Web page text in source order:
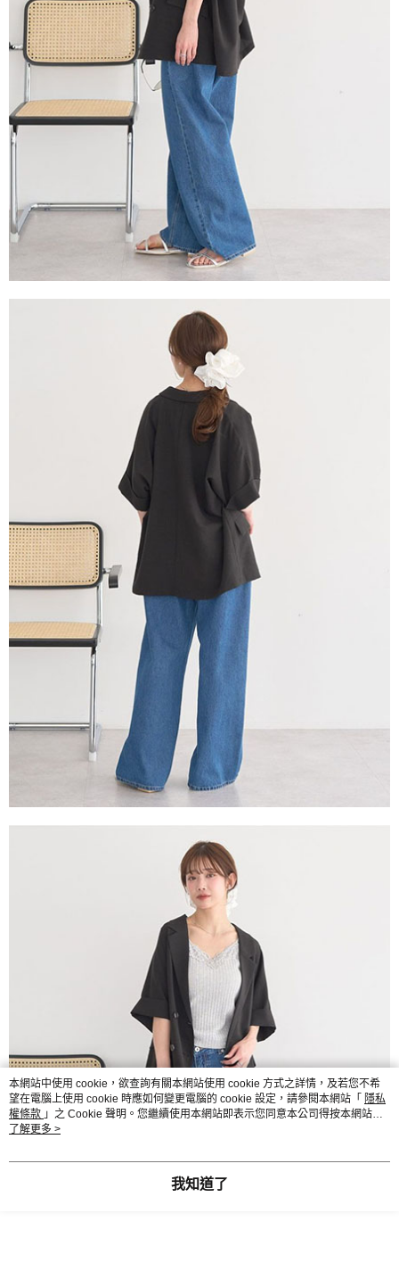
本網站中使用 cookie，欲查詢有關本網站使用 cookie 方式之詳情，及若您不希
望在電腦上使用 cookie 時應如何變更電腦的 cookie 設定，請參閱本網站「 隱私
權條款 」之 Cookie 聲明。您繼續使用本網站即表示您同意本公司得按本網站使
用條款之 Cookie 聲明使用 cookie。
了解更多 >
我知道了